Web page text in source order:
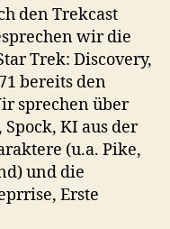
2
den Trekcast
wir die
Trek: Discovery,
bereits den
sprechen über
KI aus der
(u.a. Pike,
und die
Erste